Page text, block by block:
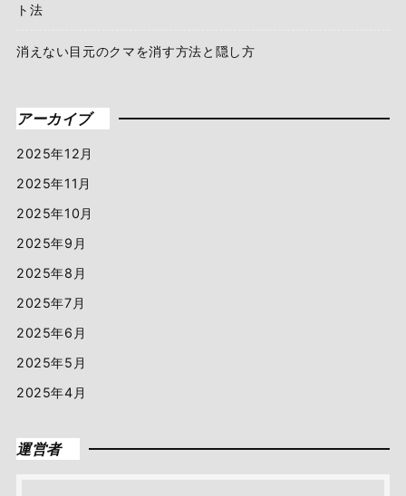
ト法
消えない目元のクマを消す方法と隠し方
アーカイブ
2025年12月
2025年11月
2025年10月
2025年9月
2025年8月
2025年7月
2025年6月
2025年5月
2025年4月
運営者